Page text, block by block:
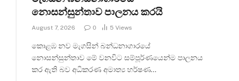
නොසන්සුන්තාව පාලනය කරයි
August 7, 2026 0 5 Views
කොළඹ නව මැගසින් බන්ධනාගාරයේ
නොසන්සුන්තාව මේ වනවිට සම්පූර්ණයෙන්ම පාලනය
කර ඇති බව අධිකරණ අමාත්‍ය හර්ෂණ…